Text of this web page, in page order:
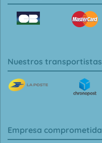
Nuestros transportistas
Empresa comprometida